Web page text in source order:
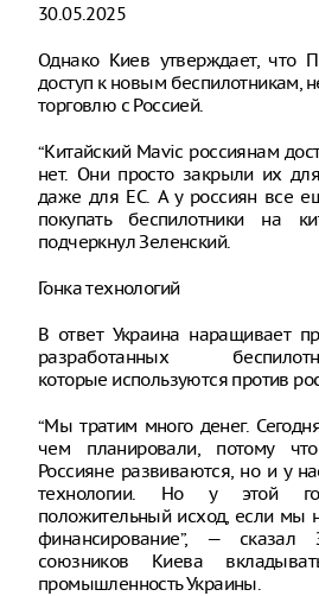
30.05.2025
Однако Киев утверждает, что
доступ к новым беспилотникам,
торговлю с Россией.
“Китайский Mavic россиянам
нет. Они просто закрыли их
даже для ЕС. А у россиян все
покупать беспилотники на
подчеркнул Зеленский.
Гонка технологий
В ответ Украина наращивает
разработанных
которые используются против
“Мы тратим много денег.
чем планировали, потому
Россияне развиваются, но и у
технологии. Но у этой
положительный исход, если мы
финансирование”, — сказал
союзников Киева
промышленность Украины.